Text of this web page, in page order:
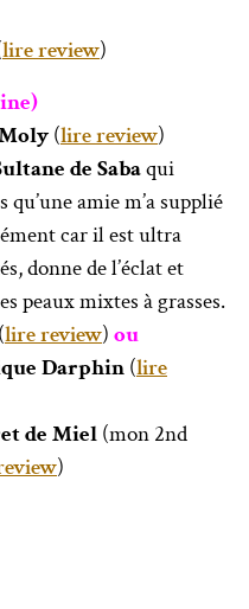
lire review)
(lire review)
de Sabaqui
amie m’a supplié
car il estultra
donne de l’éclat et
peaux mixtes à grasses.
(lire review) ou
Darphin (lire
de Miel (mon 2nd
)